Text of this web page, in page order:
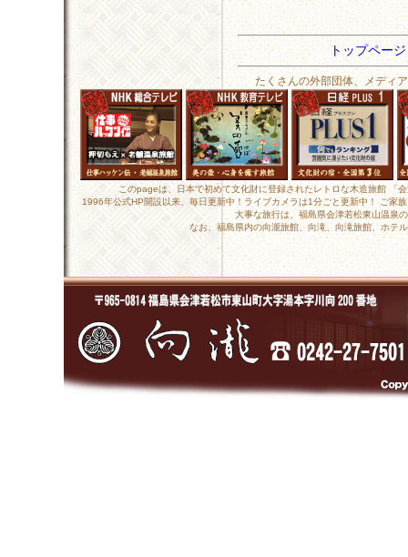
トップペー
たくさんの外部団体、メディ
このpageは、日本で初めて文化財に登録されたレトロな木造旅館
1996年公式HP開設以来、毎日更新中！ライブカメラは1分ごと更新中！ ご家
大事な旅行は、福島県会津若松東山温泉
なお、福島県内の向瀧旅館、向滝、向滝旅館、ホテ